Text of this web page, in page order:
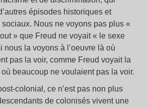
épisodes historiques et
sociaux. Nous ne voyons pas plus «
» que Freud ne voyait « le sexe
nous la voyons à l’oeuvre là où
pas la voir, comme Freud voyait la
beaucoup ne voulaient pas la voir.
colonial, ce n’est pas non plus
de colonisés vivent une